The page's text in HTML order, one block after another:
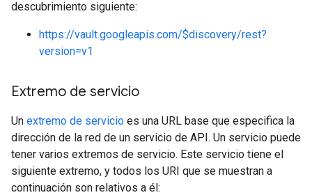
descubrimiento siguiente:
https://vault.googleapis.com/$discovery/rest?
version=v1
Extremo de servicio
Un extremo de servicio es una URL base que especifica la
dirección de la red de un servicio de API. Un servicio puede
tener varios extremos de servicio. Este servicio tiene el
siguiente extremo, y todos los URI que se muestran a
continuación son relativos a él: